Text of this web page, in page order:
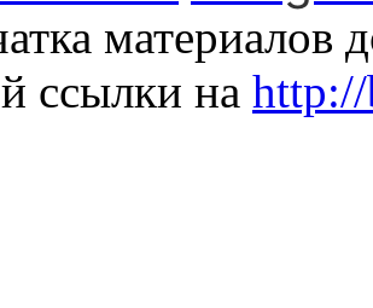
материалов
ссылки на http://